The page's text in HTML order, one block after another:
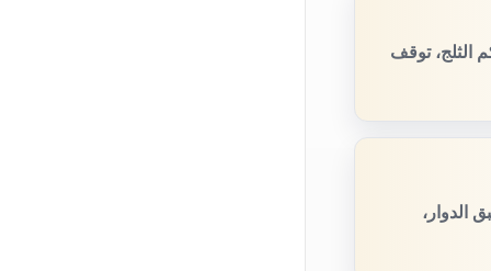
الثلج، توقف
الدوار،